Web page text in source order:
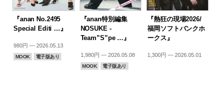
『anan No.2495
Special Editi …』
980円 — 2026.05.13
MOOK 電子版あり
『anan特別編集
NOSUKE -
Team”S”pe …』
1,980円 — 2026.05.08
MOOK 電子版あり
『熱狂の現場2026/
福岡ソフトバンクホ
ークス』
1,300円 — 2026.05.01